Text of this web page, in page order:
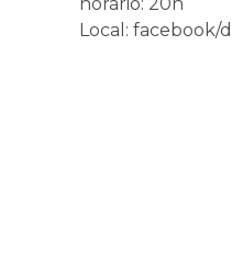
Local: facebook/